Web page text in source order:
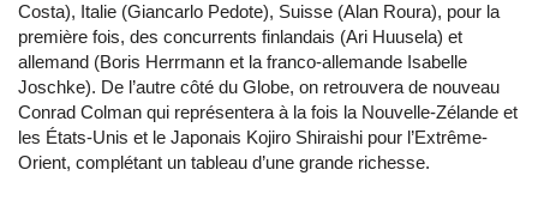
Costa), Italie (Giancarlo Pedote), Suisse (Alan Roura), pour la
première fois, des concurrents finlandais (Ari Huusela) et
allemand (Boris Herrmann et la franco-allemande Isabelle
Joschke). De l’autre côté du Globe, on retrouvera de nouveau
Conrad Colman qui représentera à la fois la Nouvelle-Zélande et
les États-Unis et le Japonais Kojiro Shiraishi pour l’Extrême-
Orient, complétant un tableau d’une grande richesse.